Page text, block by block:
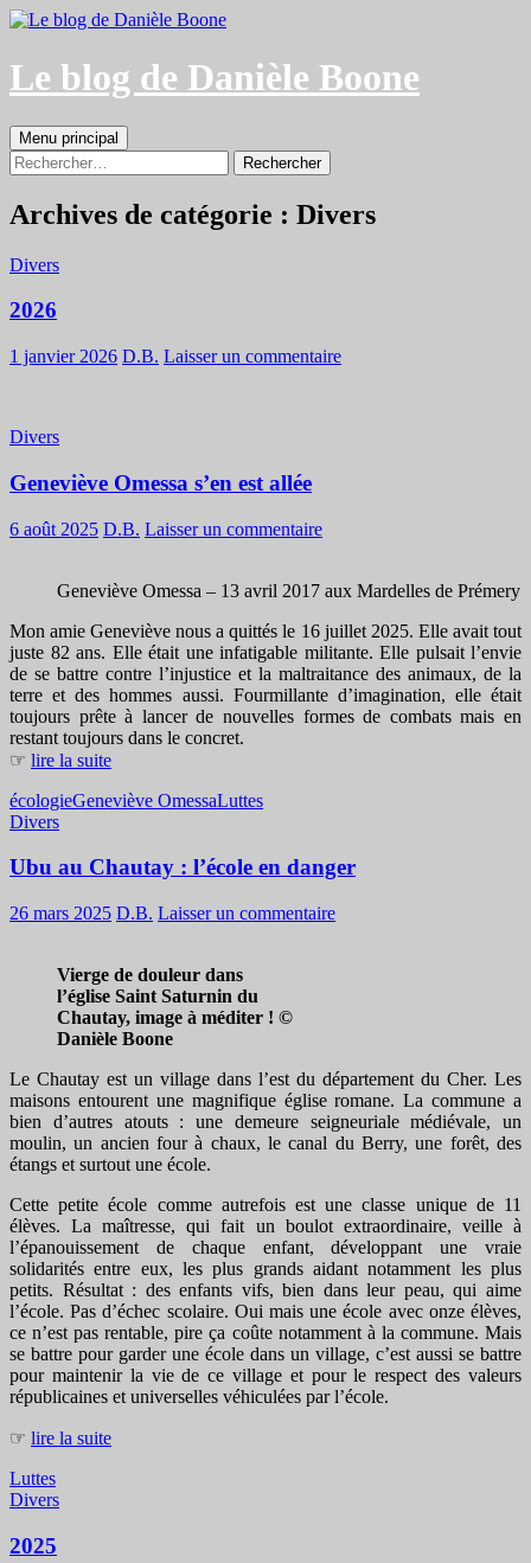
Aller
contenu
Le blog de Danièle Boone
Recherche
Menu principal
Rechercher :
Archives de catégorie : Divers
Divers
2026
1 janvier 2026 D.B. Laisser un commentaire
Divers
Geneviève Omessa s’en est allée
6 août 2025 D.B. Laisser un commentaire
Geneviève Omessa – 13 avril 2017 aux Mardelles de Prémery
Mon amie Geneviève nous a quittés le 16 juillet 2025. Elle avait tout
juste 82 ans. Elle était une infatigable militante. Elle pulsait l’envie
de se battre contre l’injustice et la maltraitance des animaux, de la
terre et des hommes aussi. Fourmillante d’imagination, elle était
toujours prête à lancer de nouvelles formes de combats mais en
restant toujours dans le concret.
☞ lire la suite
écologieGeneviève OmessaLuttes
Divers
Ubu au Chautay : l’école en danger
26 mars 2025 D.B. Laisser un commentaire
Vierge de douleur dans
l’église Saint Saturnin du
Chautay, image à méditer ! ©
Danièle Boone
Le Chautay est un village dans l’est du département du Cher. Les
maisons entourent une magnifique église romane. La commune a
bien d’autres atouts : une demeure seigneuriale médiévale, un
moulin, un ancien four à chaux, le canal du Berry, une forêt, des
étangs et surtout une école.
Cette petite école comme autrefois est une classe unique de 11
élèves. La maîtresse, qui fait un boulot extraordinaire, veille à
l’épanouissement de chaque enfant, développant une vraie
solidarités entre eux, les plus grands aidant notamment les plus
petits. Résultat : des enfants vifs, bien dans leur peau, qui aime
l’école. Pas d’échec scolaire. Oui mais une école avec onze élèves,
ce n’est pas rentable, pire ça coûte notamment à la commune. Mais
se battre pour garder une école dans un village, c’est aussi se battre
pour maintenir la vie de ce village et pour le respect des valeurs
républicaines et universelles véhiculées par l’école.
☞ lire la suite
Luttes
Divers
2025